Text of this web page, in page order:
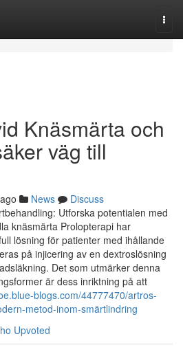
Knäsmärta och
väg till
News
Discuss
Utforska potentialen med
knäsmärta Prolopterapi har
lösning för patienter med ihållande
på injicering av en dextroslösning
Det som utmärker denna
är dess inriktning på att
blogs.com/44777470/artros-
metod-inom-smärtlindring
Upvoted